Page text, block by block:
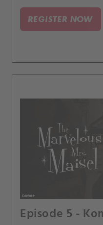
REGISTER NOW
Episode 5 -